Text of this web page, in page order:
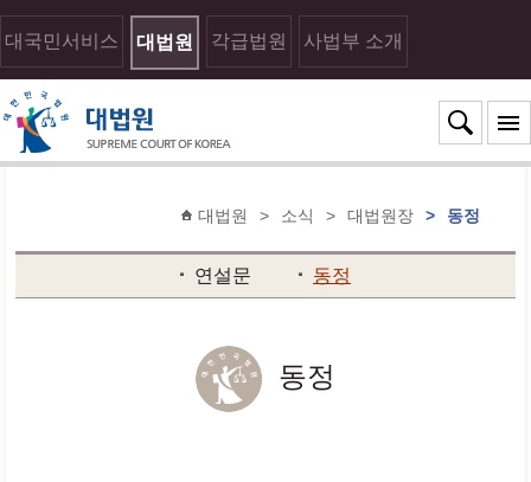
대국민서비스 대법원 각급법원 사법부 소개
대법원 > 소식 > 대법원장 > 동정
연설문 동정
동정